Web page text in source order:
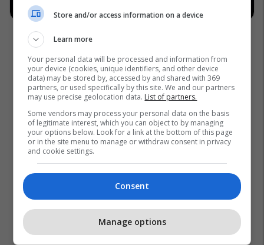
Rihanna Bottega Veneta
Store and/or access information on a device
Learn more
Your personal data will be processed and information from
your device (cookies, unique identifiers, and other device
data) may be stored by, accessed by and shared with 369
partners, or used specifically by this site. We and our partners
may use precise geolocation data. List of partners.
Some vendors may process your personal data on the basis
of legitimate interest, which you can object to by managing
your options below. Look for a link at the bottom of this page
or in the site menu to manage or withdraw consent in privacy
and cookie settings.
Consent
Manage options